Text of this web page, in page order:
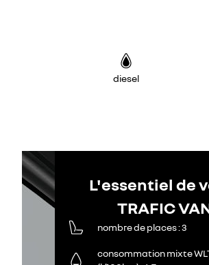
diesel
L'essentiel de
TRAFIC
nombre de places 3
consommation mixte